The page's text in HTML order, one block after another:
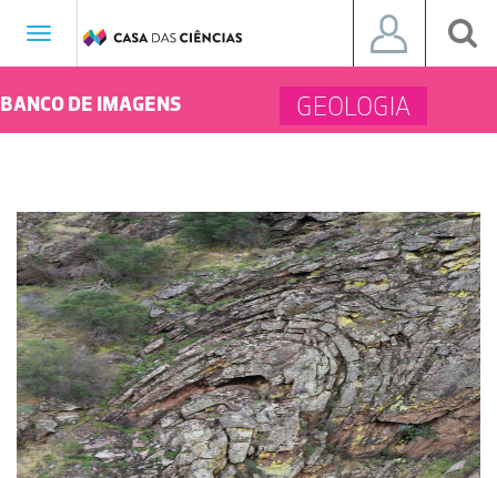
Toggle
BANCO DE IMAGENS GEOLOGIA